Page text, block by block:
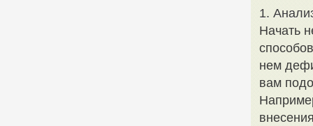
1.
Начать
нем
вам